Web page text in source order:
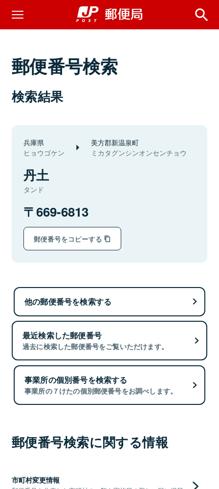
郵便番号検索
検索結果
兵庫県
ヒョウゴケン
美方郡新温泉町
ミカタグンシンオンセンチョウ
丹土
タンド
669-6813
郵便番号をコピーする
他の郵便番号を検索する
最近検索した郵便番号
過去に検索した郵便番号をご覧いただけます。
事業所の個別番号を検索する
事業所の７けたの個別郵便番号をお調べします。
郵便番号検索に関する情報
市町村変更情報